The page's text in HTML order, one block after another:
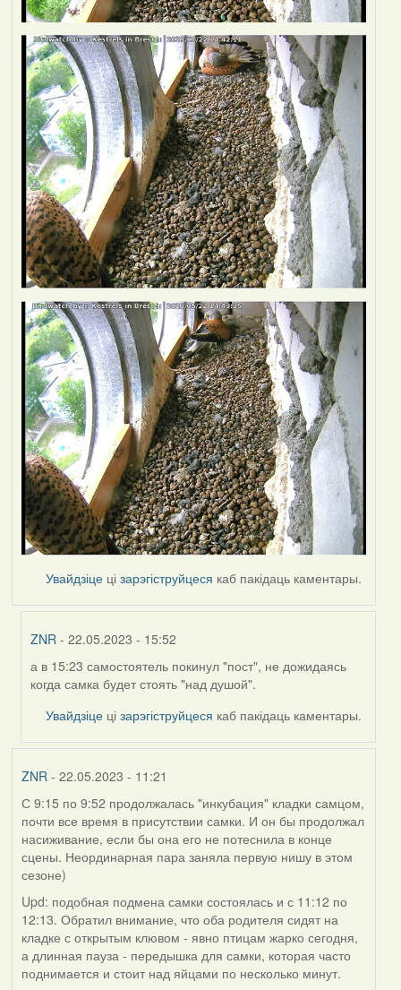
Увайдзіце цізарэгіструйцеся каб пакідаць каментары.
ZNR - 22.05.2023 - 15:52
In
reply
Harrier
а в 15:23 самостоятель покинул "пост", не дожидаясь
когда самка будет стоять "над душой".
Увайдзіце цізарэгіструйцеся каб пакідаць каментары.
ZNR- 22.05.2023 - 11:21
С 9:15 по 9:52 продолжалась "инкубация" кладки самцом,
почти все время в присутствии самки. И он бы продолжал
насиживание, если бы она его не потеснила в конце
сцены. Неординарная пара заняла первую нишу в этом
сезоне)
Upd: подобная подмена самки состоялась и с 11:12 по
12:13. Обратил внимание, что оба родителя сидят на
кладке с открытым клювом - явно птицам жарко сегодня,
а длинная пауза - передышка для самки, которая часто
поднимается и стоит над яйцами по несколько минут.